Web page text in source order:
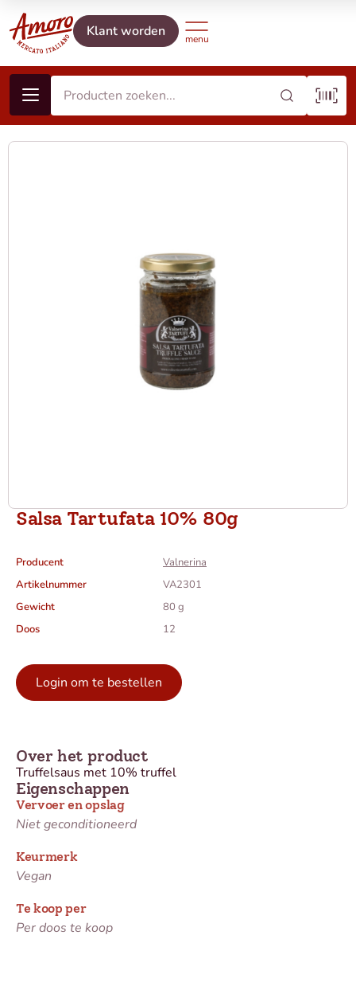
Klant worden
Salsa Tartufata 10% 80g
Producent
Valnerina
Artikelnummer
VA2301
Gewicht
80 g
Doos
12
Login om te bestellen
Eigenschappen
Vervoer en opslag
Niet geconditioneerd
Keurmerk
Vegan
Te koop per
Per doos te koop
Over het product
Truffelsaus met 10% truffel